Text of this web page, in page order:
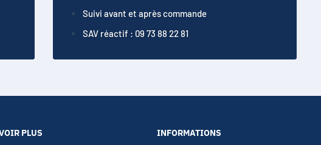
Suivi avant et après commande
SAV réactif : 09 73 88 22 81
PLUS INFORMATIONS